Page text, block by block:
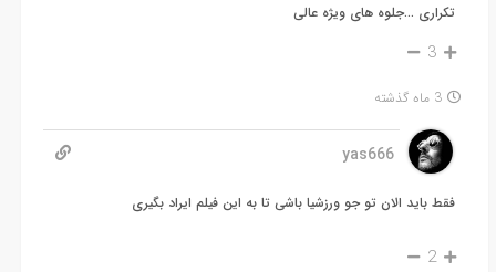
تکراری …جلوه های ویژه عالی
3
3 ماه گذشته
yas666
فقط باید الان تو جو ورزشیا باشی تا به این فیلم ایراد بگیری
2